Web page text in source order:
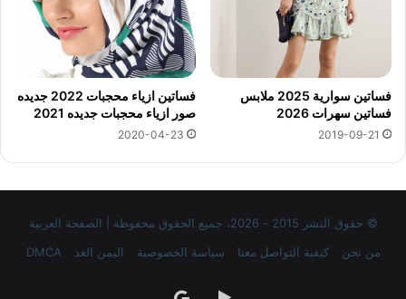
فساتين سوارية 2025 ملابس
فساتين سهرات 2026
2019-09-21
فساتين ازياء محجبات 2022 جديده
صور ازياء محجبات جديده 2021
2020-04-23
© حقوق النشر 2015 - 2026، جميع الحقوق محفوظة | الصفحة العربية
من نحن
كيفية التواصل معنا سياسة الخصوصية اليمن الغد DMCA